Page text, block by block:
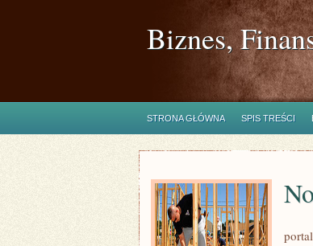
Biznes,
STRONA GŁÓWNA SPIS TREŚCI